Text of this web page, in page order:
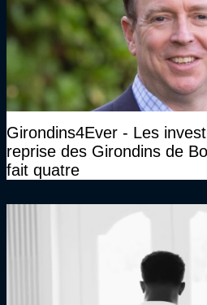
Girondins4Ever - Les
reprise des Girondins de
fait quatre